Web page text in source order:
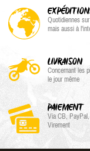
Quotidiennes
mais aussi à
LIVRAISON
Concernant les
le jour même
PAIEMENT
Via CB,
Virement